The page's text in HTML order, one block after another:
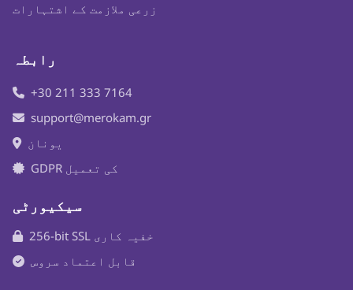
زرعی ملازمت کے اشتہارات
رابطہ
+30 211 333 7164
support@merokam.gr
یونان
GDPR کی تعمیل
سیکیورٹی
256-bit SSL خفیہ کاری
قابل اعتماد سروس